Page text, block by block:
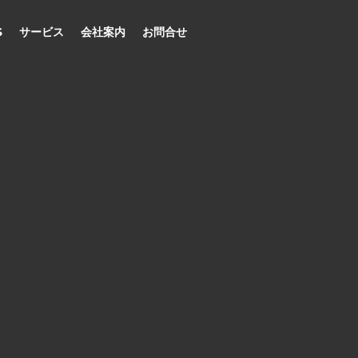
サービス 会社案内 お問合せ